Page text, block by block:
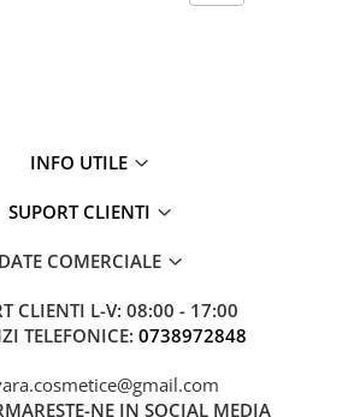
INFO UTILE
SUPORT CLIENTI
DATE COMERCIALE
CLIENTI L-V: 08:00 - 17:00
TELEFONICE: 0738972848
NE IN SOCIAL MEDIA